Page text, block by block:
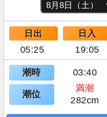
日出 日入
05:25 19:05
潮時 03:40
潮位
満潮
282cm